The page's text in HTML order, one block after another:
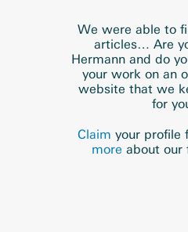
We were able to
articles… Are
Hermann and do
your work on an
website that we
for
Claim your profile
more about our